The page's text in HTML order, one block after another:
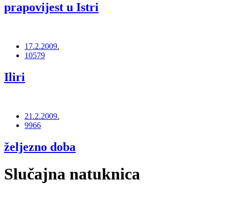
prapovijest u Istri
17.2.2009.
10579
Iliri
21.2.2009.
9966
željezno doba
Slučajna natuknica